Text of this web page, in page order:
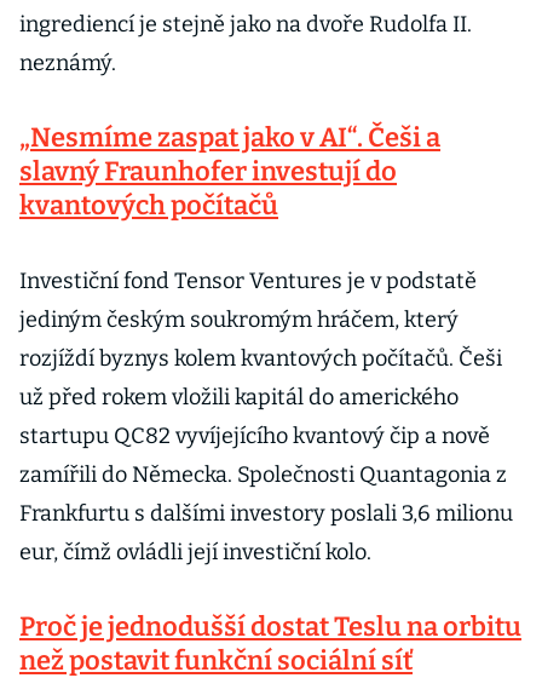
ingrediencí je stejně jako na dvoře Rudolfa II.
neznámý.
„Nesmíme zaspat jako v AI“. Češi a
slavný Fraunhofer investují do
kvantových počítačů
Investiční fond Tensor Ventures je v podstatě
jediným českým soukromým hráčem, který
rozjíždí byznys kolem kvantových počítačů. Češi
už před rokem vložili kapitál do amerického
startupu QC82 vyvíjejícího kvantový čip a nově
zamířili do Německa. Společnosti Quantagonia z
Frankfurtu s dalšími investory poslali 3,6 milionu
eur, čímž ovládli její investiční kolo.
Proč je jednodušší dostat Teslu na orbitu
než postavit funkční sociální síť